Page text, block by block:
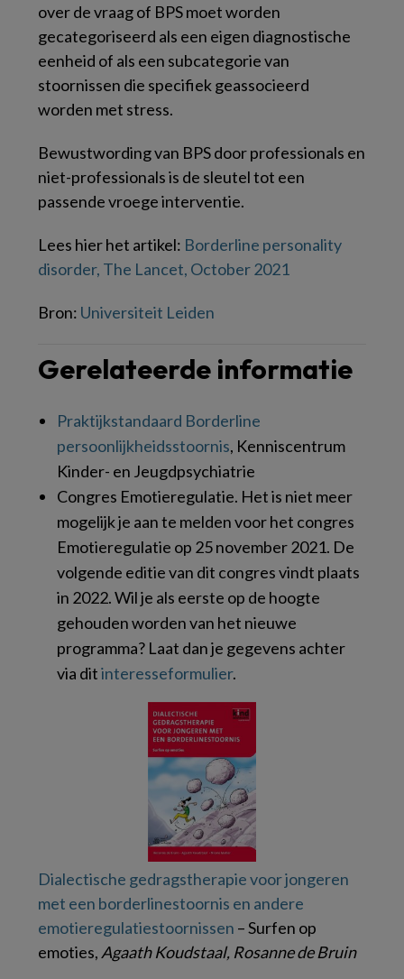
over de vraag of BPS moet worden
gecategoriseerd als een eigen diagnostische
eenheid of als een subcategorie van
stoornissen die specifiek geassocieerd
worden met stress.
Bewustwording van BPS door professionals en
niet-professionals is de sleutel tot een
passende vroege interventie.
Lees hier het artikel: Borderline personality
disorder, The Lancet, October 2021
Bron: Universiteit Leiden
Gerelateerde informatie
Praktijkstandaard Borderline
persoonlijkheidsstoornis, Kenniscentrum
Kinder- en Jeugdpsychiatrie
Congres Emotieregulatie. Het is niet meer
mogelijk je aan te melden voor het congres
Emotieregulatie op 25 november 2021. De
volgende editie van dit congres vindt plaats
in 2022. Wil je als eerste op de hoogte
gehouden worden van het nieuwe
programma? Laat dan je gegevens achter
via ditinteresseformulier.
Dialectische gedragstherapie voor jongeren
met een borderlinestoornis en andere
emotieregulatiestoornissen – Surfen op
emoties, Agaath Koudstaal, Rosanne de Bruin